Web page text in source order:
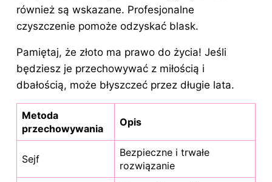
również są wskazane. Profesjonalne
czyszczenie pomoże odzyskać blask.
Pamiętaj, że złoto ma prawo do życia! Jeśli
będziesz je przechowywać z miłością i
dbałością, może błyszczeć przez długie lata.
Metoda
przechowywania
Opis
Sejf
Bezpieczne i trwałe
rozwiązanie